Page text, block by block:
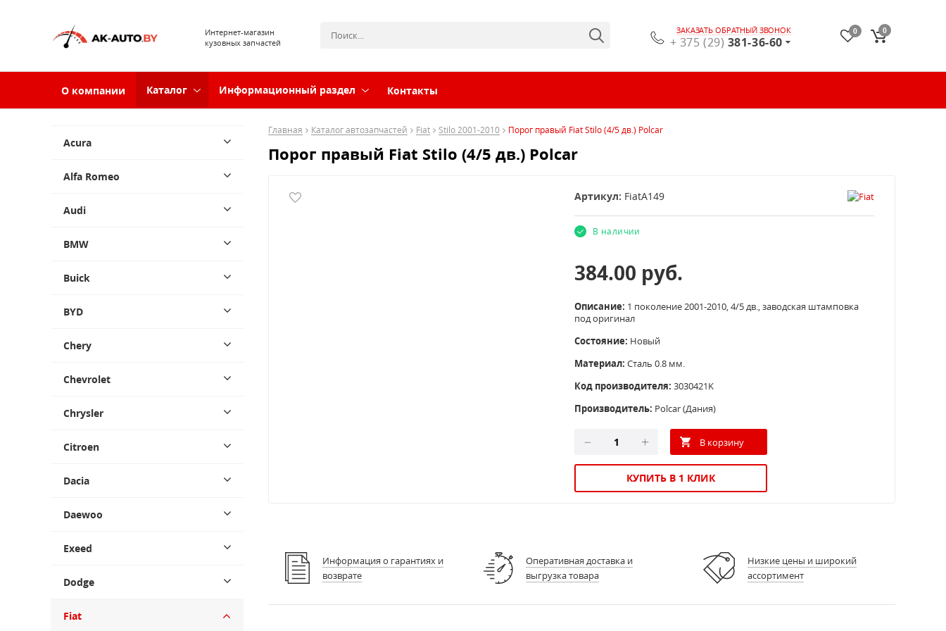
Интернет-магазин
кузовных запчастей
ЗАКАЗАТЬ ОБРАТНЫЙ ЗВОНОК
+ 375 (29) 381-36-60
0 0
О компании Каталог Информационный раздел Контакты
Acura
Alfa Romeo
Audi
BMW
Buick
BYD
Chery
Chevrolet
Chrysler
Citroen
Dacia
Daewoo
Exeed
Dodge
Fiat
Главная Каталог автозапчастей Fiat Stilo 2001-2010 Порог правый Fiat Stilo (4/5 дв.) Polcar
Порог правый Fiat Stilo (4/5 дв.) Polcar
Артикул: FiatA149
В наличии
384.00 руб.
Описание: 1 поколение 2001-2010, 4/5 дв., заводская штамповка
под оригинал
Состояние: Новый
Материал:Сталь 0.8 мм.
Код производителя: 3030421K
Производитель: Polcar (Дания)
КУПИТЬ В 1 КЛИК
Информация о гарантиях и
возврате
Оперативная доставка и
выгрузка товара
Низкие цены и широкий
ассортимент